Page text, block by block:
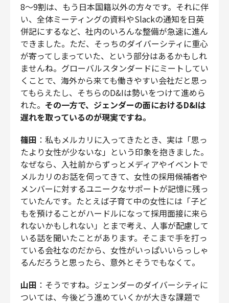
8～9割は、もう日本国籍以外の方々です。それに伴
い、全体ミーティングの資料やSlackの通知を日英
併記にするなど、社内のいろんな整備が急速に進ん
できました。ただ、そっちのダイバーシティに重心
が寄ってしまっていた、という部分はあるかもしれ
ませんね。グローバルスタンダードにミートしてい
くことで、海外から来ても働きやすい会社だと思っ
てもらえたし、そちらのD&Iは勢いをつけて進めら
れた。 その一方で、ジェンダーの面におけるD&Iは
遅れを取っているのが現実ですね。
篠田 ：私もメルカリに入ってきたとき、実は「思っ
たより女性が少ないな」という印象を抱きました。
なぜなら、入社前からずっとメディアやイベントで
メルカリのお話を伺ってきて、女性の採用候補者や
メンバーに対するユニークなサポートが記憶に残っ
ていたんです。たとえば子育て中の女性には「子ど
もを預けることがハードルになって採用面接に来ら
れないかもしれない」とまで考え、人事が配慮して
いる話を聞いたことがあります。そこまで手を打っ
ている会社なのだから、女性がいっぱいいらっしゃ
るんだろうと思ったら、意外とそうでもなくて。
山田 ：そうですね。ジェンダーのダイバーシティに
ついては、今後どう進めていくかが大きな課題で